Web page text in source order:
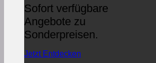
Sofort verfügbare
Angebote zu
Sonderpreisen.
Jetzt Entdecken